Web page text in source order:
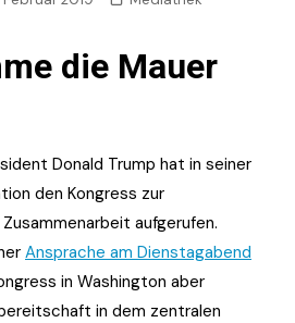
die Mauer
Donald Trump hat in seiner
den Kongress zur
aufgerufen.
Ansprache am Dienstagabend
in Washington aber
in dem zentralen